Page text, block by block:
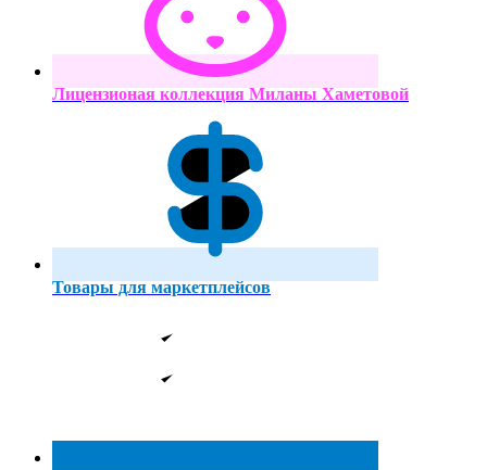
Лицензионая коллекция Миланы Хаметовой
Товары для маркетплейсов